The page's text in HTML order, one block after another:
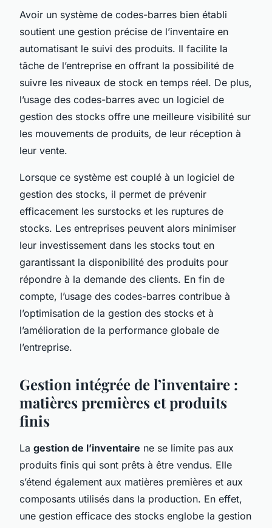
Avoir un système de codes-barres bien établi
soutient une gestion précise de l’inventaire en
automatisant le suivi des produits. Il facilite la
tâche de l’entreprise en offrant la possibilité de
suivre les niveaux de stock en temps réel. De plus,
l’usage des codes-barres avec un logiciel de
gestion des stocks offre une meilleure visibilité sur
les mouvements de produits, de leur réception à
leur vente.
Lorsque ce système est couplé à un logiciel de
gestion des stocks, il permet de prévenir
efficacement les surstocks et les ruptures de
stocks. Les entreprises peuvent alors minimiser
leur investissement dans les stocks tout en
garantissant la disponibilité des produits pour
répondre à la demande des clients. En fin de
compte, l’usage des codes-barres contribue à
l’optimisation de la gestion des stocks et à
l’amélioration de la performance globale de
l’entreprise.
Gestion intégrée de l’inventaire :
matières premières et produits
finis
La gestion de l’inventaire ne se limite pas aux
produits finis qui sont prêts à être vendus. Elle
s’étend également aux matières premières et aux
composants utilisés dans la production. En effet,
une gestion efficace des stocks englobe la gestion